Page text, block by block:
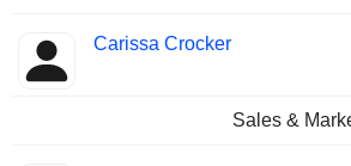
Carissa Crocker
Sales &